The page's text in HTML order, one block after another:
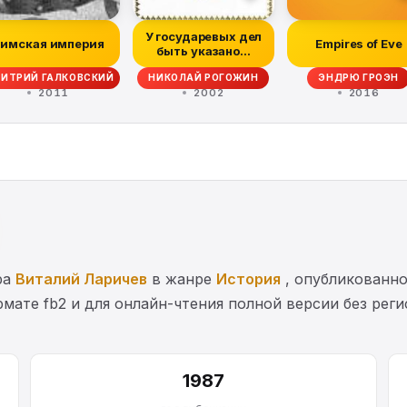
ДАВЫДОВИЧ КАММАРИ, Ф. ХРУСТОВ, П. ЮДИН
империя
ГАЛКОВСКИЙ
2011
У государевых дел
быть указано...
НИКОЛАЙ РОГОЖИН
2002
Empires of Eve
ЭНДРЮ ГРОЭН
2016
Виталий Ларичев в жанре История ,
fb2 и для онлайн-чтения полной версии без
1987